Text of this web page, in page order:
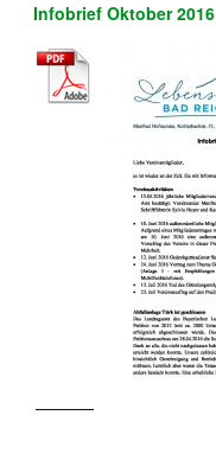
Infobrief Oktober 2016